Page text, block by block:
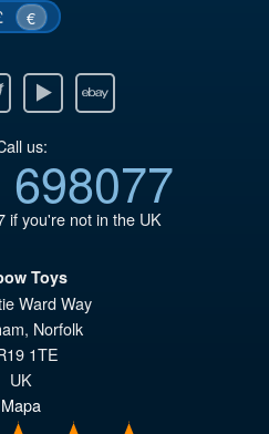
€
Ebay
us:
if you're not in the UK
Toys
Ward Way
, Norfolk
1TE
UK
Mapa